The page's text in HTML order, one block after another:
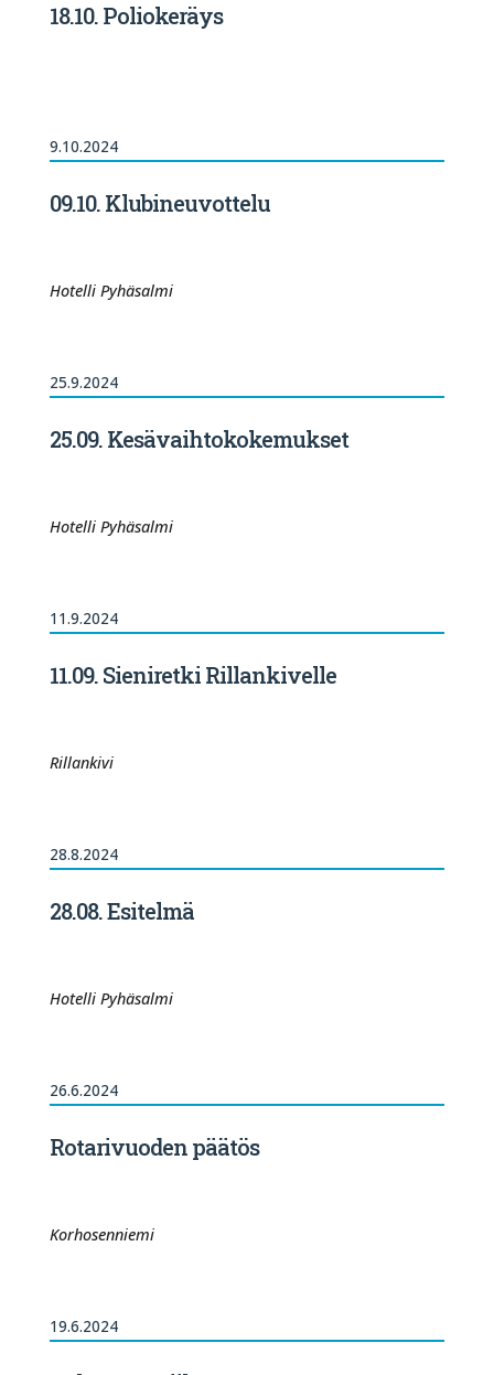
18.10. Poliokeräys
9.10.2024
09.10. Klubineuvottelu
Hotelli Pyhäsalmi
25.9.2024
25.09. Kesävaihtokokemukset
Hotelli Pyhäsalmi
11.9.2024
11.09. Sieniretki Rillankivelle
Rillankivi
28.8.2024
28.08. Esitelmä
Hotelli Pyhäsalmi
26.6.2024
Rotarivuoden päätös
Korhosenniemi
19.6.2024